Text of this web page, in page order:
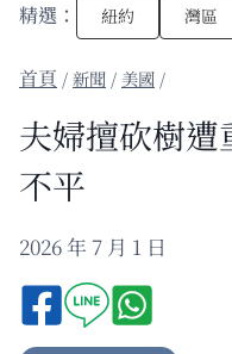
精選： 紐約 灣區
/新聞 / 美國 /
夫婦擅砍樹
不平
2026 年 7 月 1 日